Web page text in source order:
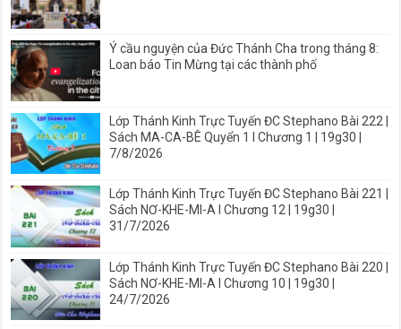
Ý cầu nguyện của Đức Thánh Cha trong tháng 8:
Loan báo Tin Mừng tại các thành phố
Lớp Thánh Kinh Trực Tuyến ĐC Stephano Bài 222 |
Sách MA-CA-BÊ Quyển 1 I Chương 1 | 19g30 |
7/8/2026
Lớp Thánh Kinh Trực Tuyến ĐC Stephano Bài 221 |
Sách NƠ-KHE-MI-A I Chương 12 | 19g30 |
31/7/2026
Lớp Thánh Kinh Trực Tuyến ĐC Stephano Bài 220 |
Sách NƠ-KHE-MI-A I Chương 10 | 19g30 |
24/7/2026